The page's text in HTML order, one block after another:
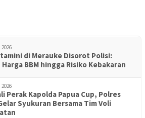
di Merauke Disorot Polisi:
BBM hingga Risiko Kebakaran
Perak Kapolda Papua Cup, Polres
Syukuran Bersama Tim Voli